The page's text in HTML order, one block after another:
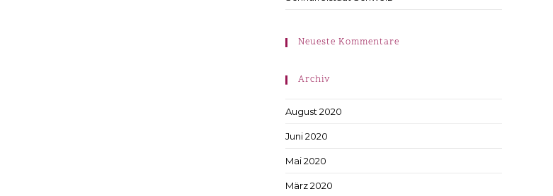
Neueste Kommentare
Archiv
August 2020
Juni 2020
Mai 2020
März 2020